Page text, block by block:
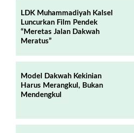
LDK Muhammadiyah Kalsel
Luncurkan Film Pendek
“Meretas Jalan Dakwah
Meratus”
Model Dakwah Kekinian
Harus Merangkul, Bukan
Mendengkul